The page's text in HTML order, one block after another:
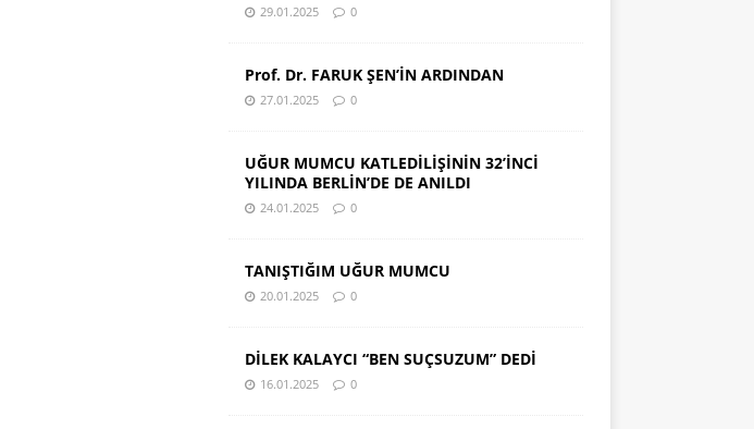
29.01.2025 0
Prof. Dr. FARUK ŞEN’İN ARDINDAN
27.01.2025 0
UĞUR MUMCU KATLEDİLİŞİNİN 32’İNCİ
YILINDA BERLİN’DE DE ANILDI
24.01.2025 0
TANIŞTIĞIM UĞUR MUMCU
20.01.2025 0
DİLEK KALAYCI “BEN SUÇSUZUM” DEDİ
16.01.2025 0